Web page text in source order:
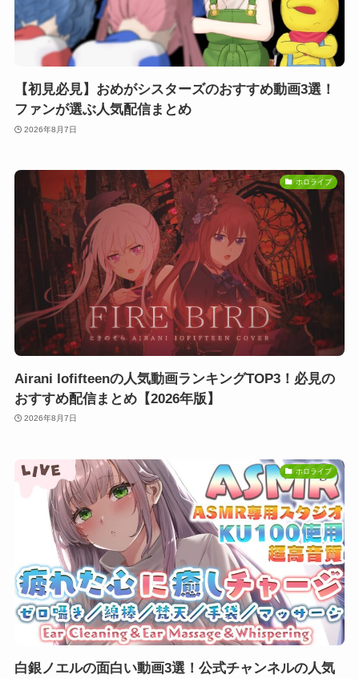
【初見必見】おめがシスターズのおすすめ動画3選！
ファンが選ぶ人気配信まとめ
2026年8月7日
ホロライブ
Airani Iofifteenの人気動画ランキングTOP3！必見の
おすすめ配信まとめ【2026年版】
2026年8月7日
ホロライブ
白銀ノエルの面白い動画3選！公式チャンネルの人気